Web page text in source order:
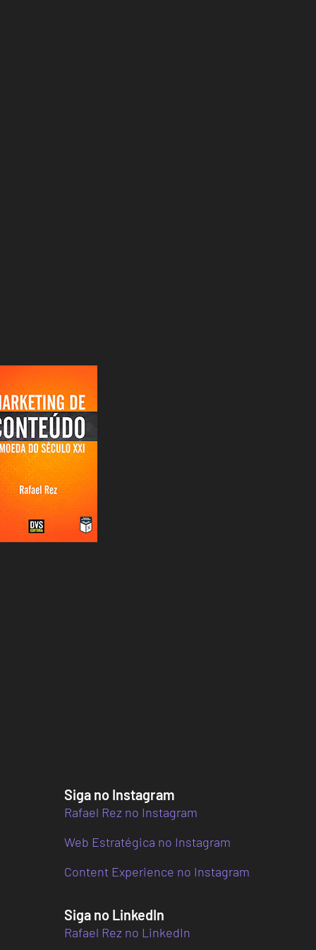
Siga no Instagram
Rafael Rez no Instagram
Web Estratégica no Instagram
Content Experience no Instagram
Siga no LinkedIn
Rafael Rez no LinkedIn